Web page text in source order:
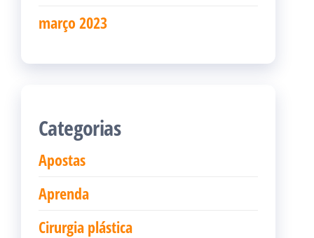
março 2023
Categorias
Apostas
Aprenda
Cirurgia plástica